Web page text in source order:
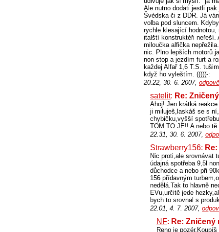
Ale nutno dodati jestli
Švédska či z DDR. Já
volba pod sluncem.
rychle klesající
italští konstruktéři neřeší.
miloučka alfička
nic. Plno lepších motorů
non stop a jezdím furt a
každej Alfař 1,6 T.S.
když ho vyleštím. (((((-:
20.22, 30. 6. 2007,
satelit: Re:
Ahoj! Jen krátká
ji miluješ,laskáš se s
chybičku,vyšší
TOM TO JE!! A nebo
22.31, 30. 6. 2007,
Strawberry156:
Nic proti,ale srovnávat
údajná spotřeba 9,5l
důchodce a nebo při
156 přídavným
nedělá.Tak to hlavně
EVu,určitě jede
bych to srovnal s
22.01, 4. 7. 2007,
NF: Re: Zničený
Reno je